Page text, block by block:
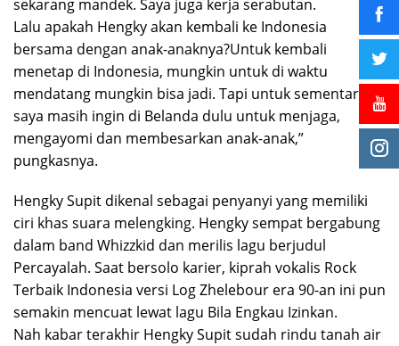
sekarang mandek. Saya juga kerja serabutan.
Lalu apakah Hengky akan kembali ke Indonesia
bersama dengan anak-anaknya?Untuk kembali
menetap di Indonesia, mungkin untuk di waktu
mendatang mungkin bisa jadi. Tapi untuk sementara
saya masih ingin di Belanda dulu untuk menjaga,
mengayomi dan membesarkan anak-anak,”
pungkasnya.
Hengky Supit dikenal sebagai penyanyi yang memiliki
ciri khas suara melengking. Hengky sempat bergabung
dalam band Whizzkid dan merilis lagu berjudul
Percayalah. Saat bersolo karier, kiprah vokalis Rock
Terbaik Indonesia versi Log Zhelebour era 90-an ini pun
semakin mencuat lewat lagu Bila Engkau Izinkan.
Nah kabar terakhir Hengky Supit sudah rindu tanah air